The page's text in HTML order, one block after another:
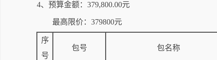
4、预算金额：379,800.00元
最高限价：379800元
序
号
包号 包名称